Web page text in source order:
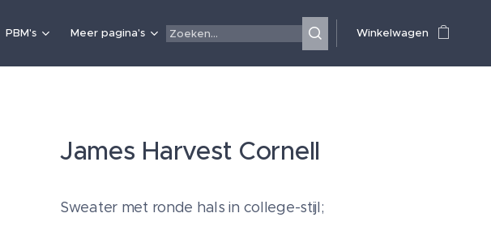
PBM's Meer pagina's Winkelwagen
James Harvest Cornell
Sweater met ronde hals in college-stijl;